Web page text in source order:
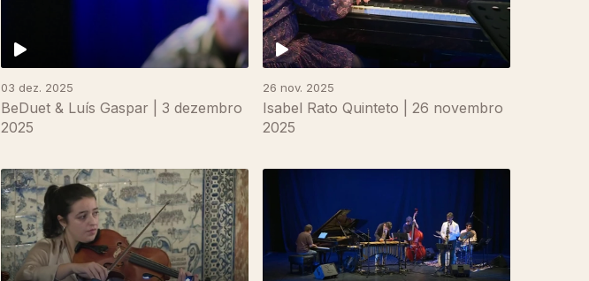
03 dez. 2025
BeDuet & Luís Gaspar | 3 dezembro
2025
26 nov. 2025
Isabel Rato Quinteto | 26 novembro
2025